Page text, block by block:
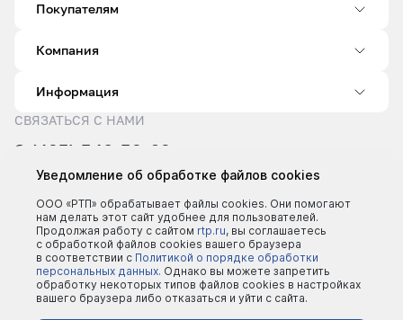
Покупателям
Компания
Информация
СВЯЗАТЬСЯ С НАМИ
8 (495) 540-52-62
sale@rtp.ru
Пн–Пт: 9:00–18:00
Уведомление об обработке файлов cookies
ООО «РТП» обрабатывает файлы cookies. Они помогают
нам делать этот сайт удобнее для пользователей.
Продолжая работу с сайтом rtp.ru, вы соглашаетесь
с обработкой файлов cookies вашего браузера
в соответствии с Политикой о порядке обработки
персональных данных. Однако вы можете запретить
обработку некоторых типов файлов cookies в настройках
вашего браузера либо отказаться и уйти с сайта.